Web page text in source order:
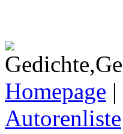
Homepage |
Autorenliste